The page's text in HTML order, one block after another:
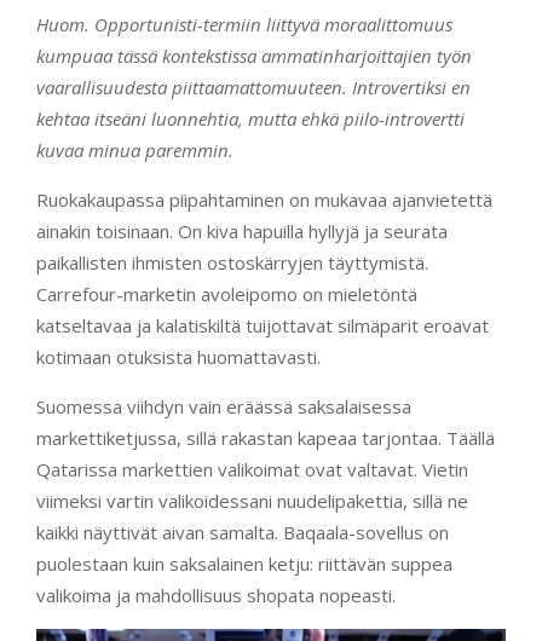
Huom. Opportunisti-termiin liittyvä moraalittomuus
kumpuaa tässä kontekstissa ammatinharjoittajien työn
vaarallisuudesta piittaamattomuuteen. Introvertiksi en
kehtaa itseäni luonnehtia, mutta ehkä piilo-introvertti
kuvaa minua paremmin.
Ruokakaupassa piipahtaminen on mukavaa ajanvietettä
ainakin toisinaan. On kiva hapuilla hyllyjä ja seurata
paikallisten ihmisten ostoskärryjen täyttymistä.
Carrefour-marketin avoleipomo on mieletöntä
katseltavaa ja kalatiskiltä tuijottavat silmäparit eroavat
kotimaan otuksista huomattavasti.
Suomessa viihdyn vain eräässä saksalaisessa
markettiketjussa, sillä rakastan kapeaa tarjontaa. Täällä
Qatarissa markettien valikoimat ovat valtavat. Vietin
viimeksi vartin valikoidessani nuudelipakettia, sillä ne
kaikki näyttivät aivan samalta. Baqaala-sovellus on
puolestaan kuin saksalainen ketju: riittävän suppea
valikoima ja mahdollisuus shopata nopeasti.